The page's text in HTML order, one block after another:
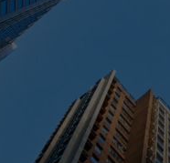
หยุ่นในบริการ